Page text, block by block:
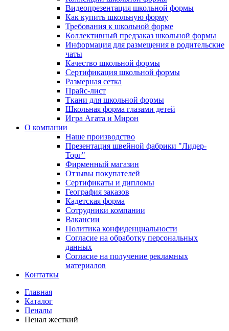
Видеопрезентация школьной формы
Как купить школьную форму
Требования к школьной форме
Коллективный предзаказ школьной формы
Информация для размещения в родительские
чаты
Качество школьной формы
Сертификация школьной формы
Размерная сетка
Прайс-лист
Ткани для школьной формы
Школьная форма глазами детей
Игра Агата и Мирон
О компании
Наше производство
Презентация швейной фабрики "Лидер-
Торг"
Фирменный магазин
Отзывы покупателей
Сертификаты и дипломы
География заказов
Кадетская форма
Сотрудники компании
Вакансии
Политика конфиденциальности
Согласие на обработку персональных
данных
Согласие на получение рекламных
материалов
Контаткы
Главная
Каталог
Пеналы
Пенал жесткий